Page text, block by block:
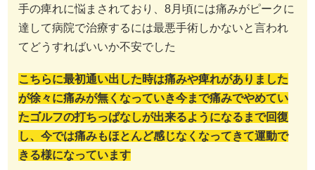
手の痺れに悩まされており、8月頃には痛みがピークに
達して病院で治療するには最悪手術しかないと言われ
てどうすればいいか不安でした
こちらに最初通い出した時は痛みや痺れがありました
が徐々に痛みが無くなっていき今まで痛みでやめてい
たゴルフの打ちっぱなしが出来るようになるまで回復
し、今では痛みもほとんど感じなくなってきて運動で
きる様になっています